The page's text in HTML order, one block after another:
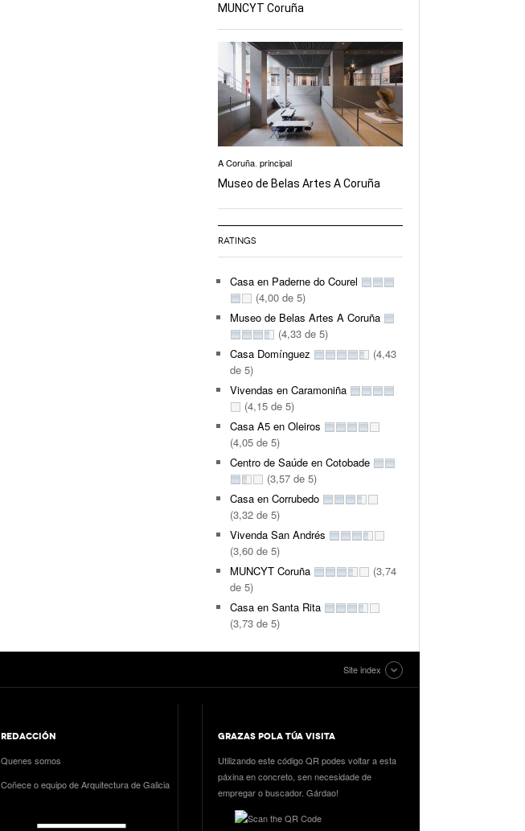
MUNCYT Coruña
A Coruña principal
Museo de Belas Artes A Coruña
RATINGS
Casa en Paderne do Courel
(4,00 de 5)
Museo de Belas Artes A Coruña
(4,33 de 5)
Casa Domínguez
(4,43
de 5)
Vivendas en Caramoniña
(4,15 de 5)
Casa A5 en Oleiros
(4,05 de 5)
Centro de Saúde en Cotobade
(3,57 de 5)
Casa en Corrubedo
(3,32 de 5)
Vivenda San Andrés
(3,60 de 5)
MUNCYT Coruña
(3,74
de 5)
Casa en Santa Rita
(3,73 de 5)
Site index
REDACCIÓN
Quenes somos
Coñece o equipo de Arquitectura de Galicia
GRAZAS POLA TÚA VISITA
Utilizando este código QR podes voltar a esta
páxina en concreto, sen necesidade de
empregar o buscador. Gárdao!